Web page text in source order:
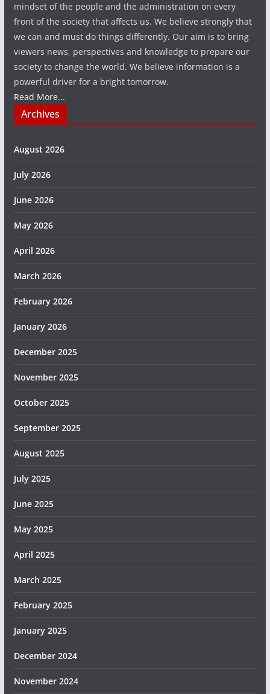
mindset of the people and the administration on every
front of the society that affects us. We believe strongly that
we can and must do things differently. Our aim is to bring
viewers news, perspectives and knowledge to prepare our
society to change the world. We believe information is a
powerful driver for a bright tomorrow.
Read More...
Archives
August 2026
July 2026
June 2026
May 2026
April 2026
March 2026
February 2026
January 2026
December 2025
November 2025
October 2025
September 2025
August 2025
July 2025
June 2025
May 2025
April 2025
March 2025
February 2025
January 2025
December 2024
November 2024